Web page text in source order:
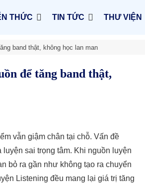
THỨC TIN TỨC THƯ VIỆN
band thật, không học lan man
để tăng band thật,
vẫn giậm chân tại chỗ. Vấn đề
sai trọng tâm. Khi nguồn luyện
bỏ ra gần như không tạo ra chuyển
Listening đều mang lại giá trị tăng